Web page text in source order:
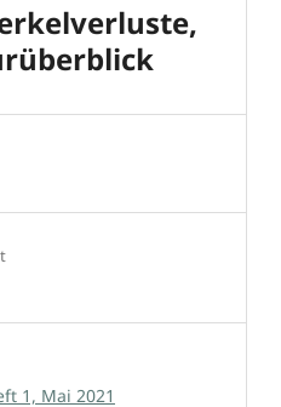
1, Mai 2021